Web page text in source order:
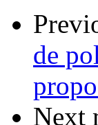
de
Next